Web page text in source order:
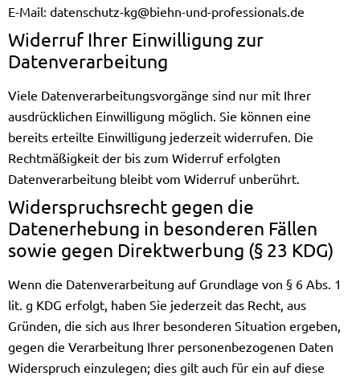
E-Mail: datenschutz-kg@biehn-und-professionals.de
Widerruf Ihrer Einwilligung zur
Datenverarbeitung
Viele Datenverarbeitungsvorgänge sind nur mit Ihrer
ausdrücklichen Einwilligung möglich. Sie können eine
bereits erteilte Einwilligung jederzeit widerrufen. Die
Rechtmäßigkeit der bis zum Widerruf erfolgten
Datenverarbeitung bleibt vom Widerruf unberührt.
Widerspruchsrecht gegen die
Datenerhebung in besonderen Fällen
sowie gegen Direktwerbung (§ 23 KDG)
Wenn die Datenverarbeitung auf Grundlage von § 6 Abs. 1
lit. g KDG erfolgt, haben Sie jederzeit das Recht, aus
Gründen, die sich aus Ihrer besonderen Situation ergeben,
gegen die Verarbeitung Ihrer personenbezogenen Daten
Widerspruch einzulegen; dies gilt auch für ein auf diese